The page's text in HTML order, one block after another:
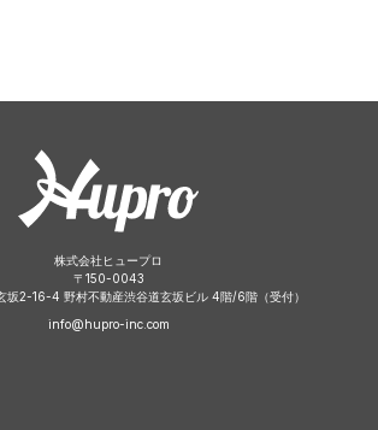
株式会社ヒュープロ
〒 150-0043
坂2-16-4 野村不動産渋谷道玄坂ビル 4階/6階（受付）
info@hupro-inc.com